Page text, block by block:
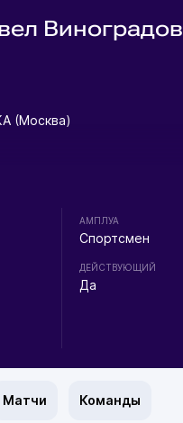
Виноградов
(Москва)
АМПЛУА
Спортсмен
ДЕЙСТВУЮЩИЙ
Да
Матчи Команды